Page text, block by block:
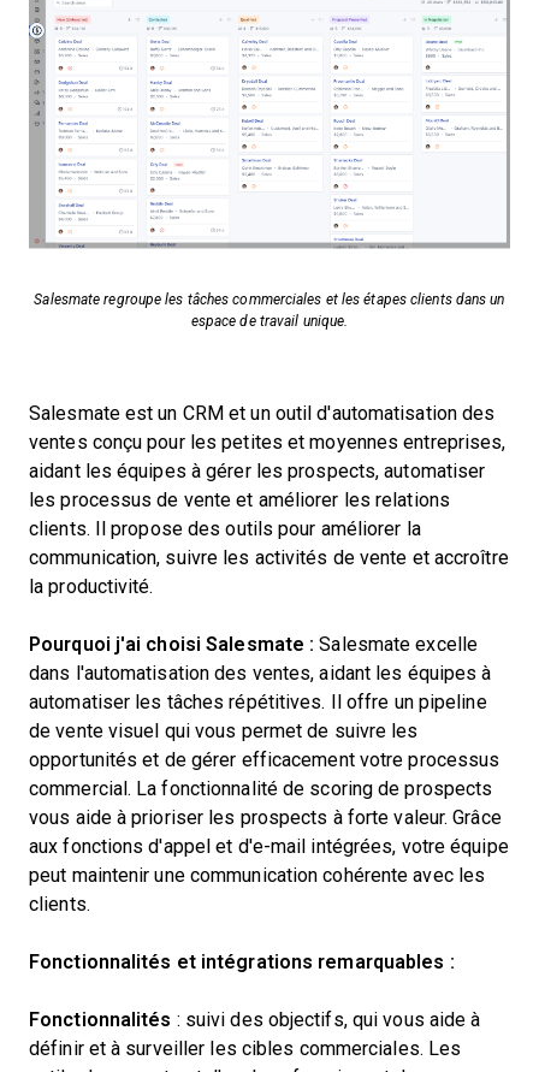
Salesmate regroupe les tâches commerciales et les étapes clients dans un
espace de travail unique.
Salesmate est un CRM et un outil d'automatisation des
ventes conçu pour les petites et moyennes entreprises,
aidant les équipes à gérer les prospects, automatiser
les processus de vente et améliorer les relations
clients. Il propose des outils pour améliorer la
communication, suivre les activités de vente et accroître
la productivité.
Pourquoi j'ai choisi Salesmate : Salesmate excelle
dans l'automatisation des ventes, aidant les équipes à
automatiser les tâches répétitives. Il offre un pipeline
de vente visuel qui vous permet de suivre les
opportunités et de gérer efficacement votre processus
commercial. La fonctionnalité de scoring de prospects
vous aide à prioriser les prospects à forte valeur. Grâce
aux fonctions d'appel et d'e-mail intégrées, votre équipe
peut maintenir une communication cohérente avec les
clients.
Fonctionnalités et intégrations remarquables :
Fonctionnalités : suivi des objectifs, qui vous aide à
définir et à surveiller les cibles commerciales. Les